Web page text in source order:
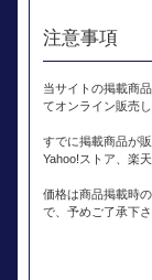
注意事項
当サイトの掲載商
てオンライン販売し
すでに掲載商品が
Yahoo!ストア、楽
価格は商品掲載時
で、予めご了承下さ